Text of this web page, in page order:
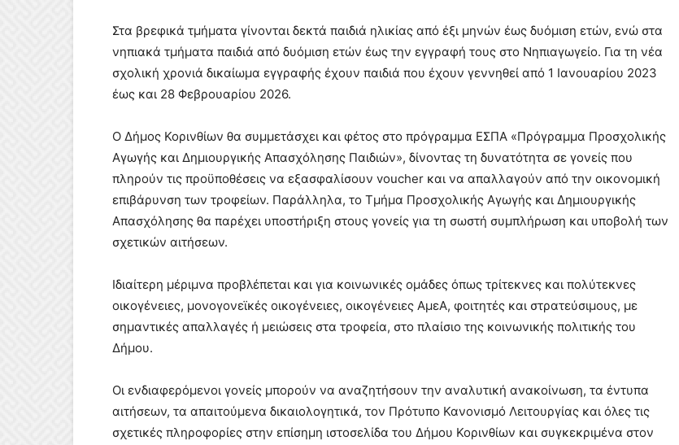
Στα βρεφικά τμήματα γίνονται δεκτά παιδιά ηλικίας από έξι μηνών έως δυόμιση ετών, ενώ στα
νηπιακά τμήματα παιδιά από δυόμιση ετών έως την εγγραφή τους στο Νηπιαγωγείο. Για τη νέα
σχολική χρονιά δικαίωμα εγγραφής έχουν παιδιά που έχουν γεννηθεί από 1 Ιανουαρίου 2023
έως και 28 Φεβρουαρίου 2026.
Ο Δήμος Κορινθίων θα συμμετάσχει και φέτος στο πρόγραμμα ΕΣΠΑ «Πρόγραμμα Προσχολικής
Αγωγής και Δημιουργικής Απασχόλησης Παιδιών», δίνοντας τη δυνατότητα σε γονείς που
πληρούν τις προϋποθέσεις να εξασφαλίσουν voucher και να απαλλαγούν από την οικονομική
επιβάρυνση των τροφείων. Παράλληλα, το Τμήμα Προσχολικής Αγωγής και Δημιουργικής
Απασχόλησης θα παρέχει υποστήριξη στους γονείς για τη σωστή συμπλήρωση και υποβολή των
σχετικών αιτήσεων.
Ιδιαίτερη μέριμνα προβλέπεται και για κοινωνικές ομάδες όπως τρίτεκνες και πολύτεκνες
οικογένειες, μονογονεϊκές οικογένειες, οικογένειες ΑμεΑ, φοιτητές και στρατεύσιμους, με
σημαντικές απαλλαγές ή μειώσεις στα τροφεία, στο πλαίσιο της κοινωνικής πολιτικής του
Δήμου.
Οι ενδιαφερόμενοι γονείς μπορούν να αναζητήσουν την αναλυτική ανακοίνωση, τα έντυπα
αιτήσεων, τα απαιτούμενα δικαιολογητικά, τον Πρότυπο Κανονισμό Λειτουργίας και όλες τις
σχετικές πληροφορίες στην επίσημη ιστοσελίδα του Δήμου Κορινθίων και συγκεκριμένα στον